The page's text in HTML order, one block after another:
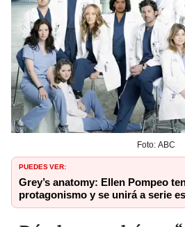
Foto: ABC
PUEDES VER:
Grey’s anatomy: Ellen Pompeo
protagonismo y se unirá a serie